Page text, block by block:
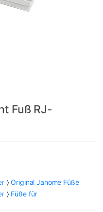
Fuß RJ-
Original Janome Füße
Füße für